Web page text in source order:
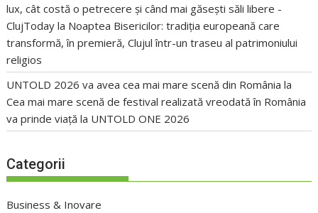
lux, cât costă o petrecere și când mai găsești săli libere -
ClujToday la Noaptea Bisericilor: tradiția europeană care
transformă, în premieră, Clujul într-un traseu al patrimoniului
religios
UNTOLD 2026 va avea cea mai mare scenă din România la
Cea mai mare scenă de festival realizată vreodată în România
va prinde viață la UNTOLD ONE 2026
Categorii
Business & Inovare